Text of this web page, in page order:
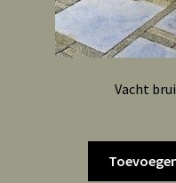
Vacht